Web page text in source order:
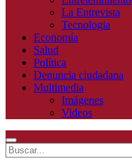
La Entrevista
Tecnologia
Economía
Salud
Política
Denuncia ciudadana
Multimedia
Imágenes
Videos